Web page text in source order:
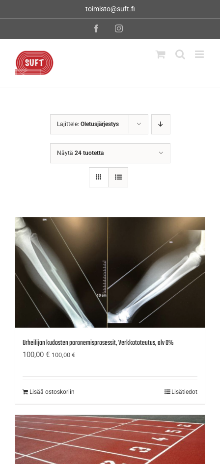
toimisto@suft.fi
FacebookInstagram
Lajittele: Oletusjärjestys
Näytä 24 tuotetta
Urheilijan kudosten paranemisprosessit, Verkkototeutus, alv 0%
100,00 € 100,00 €
Lisää ostoskoriin Lisätiedot